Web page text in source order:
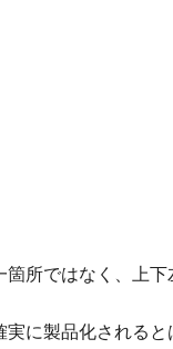
所ではなく、上
に製品化される